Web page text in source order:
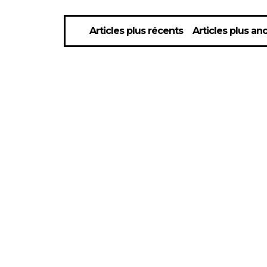
Articles plus récents Articles plus